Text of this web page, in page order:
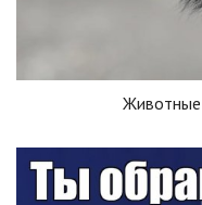
Животные